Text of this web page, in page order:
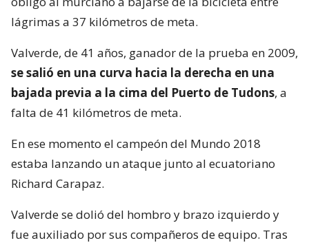
lágrimas a 37 kilómetros de meta.
Valverde, de 41 años, ganador de la prueba en 2009,
se salió en una curva hacia la derecha en una
bajada previa a la cima del Puerto de Tudons, a
falta de 41 kilómetros de meta.
En ese momento el campeón del Mundo 2018
estaba lanzando un ataque junto al ecuatoriano
Richard Carapaz.
Valverde se dolió del hombro y brazo izquierdo y
fue auxiliado por sus compañeros de equipo. Tras